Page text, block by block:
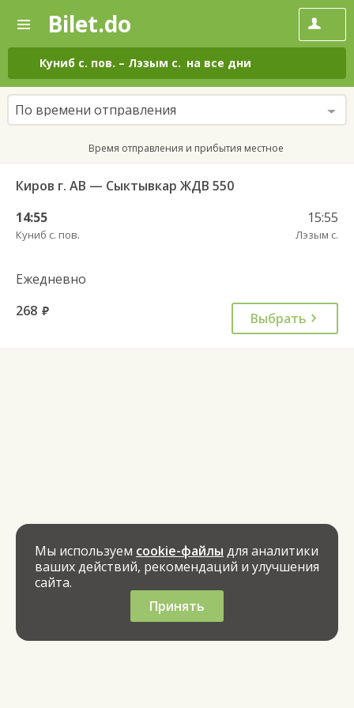
—
Поиск
и
покупка
билетов
на
автобус
онлайн
Bilet.do
Куниб с. пов. – Лэзым с. на все дни
По времени отправления
Время отправления и прибытия местное
Киров г. АВ — Сыктывкар ЖДВ 550
14:55
Куниб с. пов.
15:55
Лэзым с.
Ежедневно
268 руб. Выбрать
Мы используем cookie-файлы для аналитики
ваших действий, рекомендаций и улучшения
сайта.
Принять